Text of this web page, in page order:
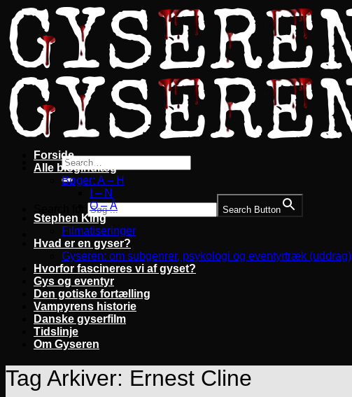
Fortsæt
til
indhold
Search Button
Forside
Alle blogindlæg
Bøger: A – H
I – N
O – Å
Stephen King
Filmatiseringer
Hvad er en gyser?
Gyseren: om subgenrer, psykologi og eventyrtræk (uddrag)
Hvorfor fascineres vi af gyset?
Gys og eventyr
Den gotiske fortælling
Vampyrens historie
Danske gyserfilm
Tidslinje
Om Gyseren
Tag Arkiver: Ernest Cline